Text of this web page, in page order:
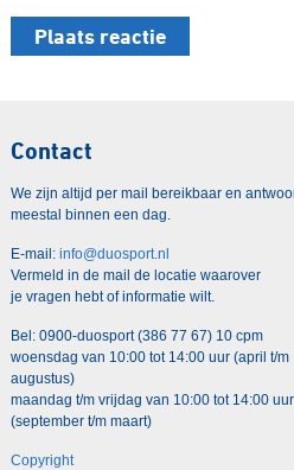
Contact
We zijn altijd per mail bereikbaar en
meestal binnen een dag.
E-mail: info@duosport.nl
Vermeld in de mail de locatie waarover
je vragen hebt of informatie wilt.
Bel: 0900-duosport (386 77 67) 10 cpm
woensdag van 10:00 tot 14:00 uur (april t/m
augustus)
maandag t/m vrijdag van 10:00 tot 14:00 uur
(september t/m maart)
Copyright